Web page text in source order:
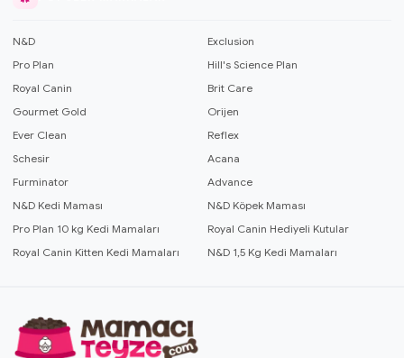
N&D
Exclusion
Pro Plan
Hill's Science Plan
Royal Canin
Brit Care
Gourmet Gold
Orijen
Ever Clean
Reflex
Schesir
Acana
Furminator
Advance
N&D Kedi Maması
N&D Köpek Maması
Pro Plan 10 kg Kedi Mamaları
Royal Canin Hediyeli Kutular
Royal Canin Kitten Kedi Mamaları
N&D 1,5 Kg Kedi Mamaları